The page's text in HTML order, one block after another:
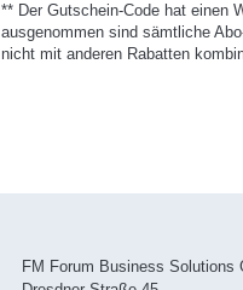
** Der Gutschein-Code hat einen
ausgenommen sind sämtliche
nicht mit anderen Rabatten
FM Forum Business Solutions